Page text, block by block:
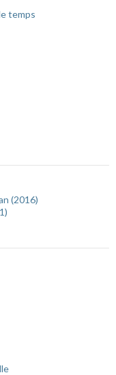
temps
(2016)